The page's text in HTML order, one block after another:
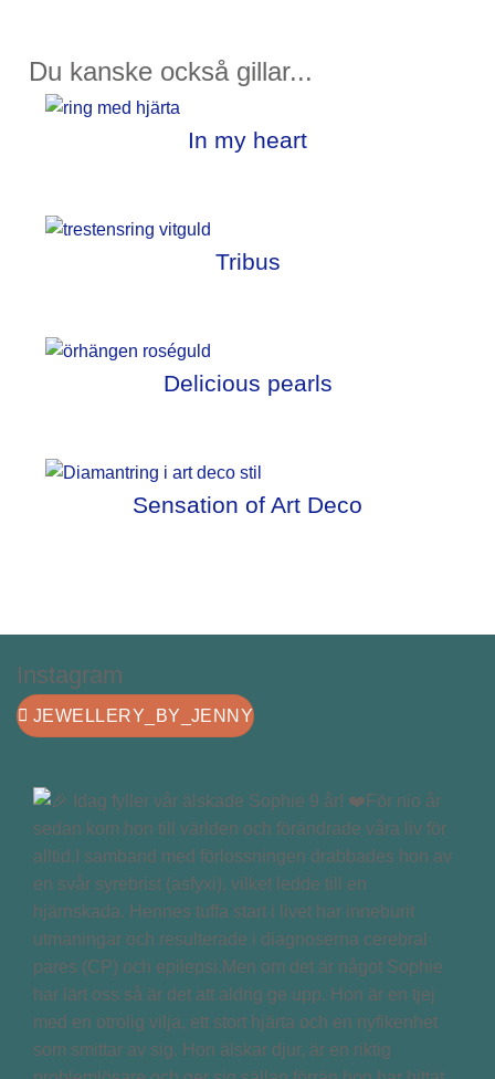
Du kanske också gillar...
In my heart
Tribus
Delicious pearls
Sensation of Art Deco
Instagram
JEWELLERY_BY_JENNY